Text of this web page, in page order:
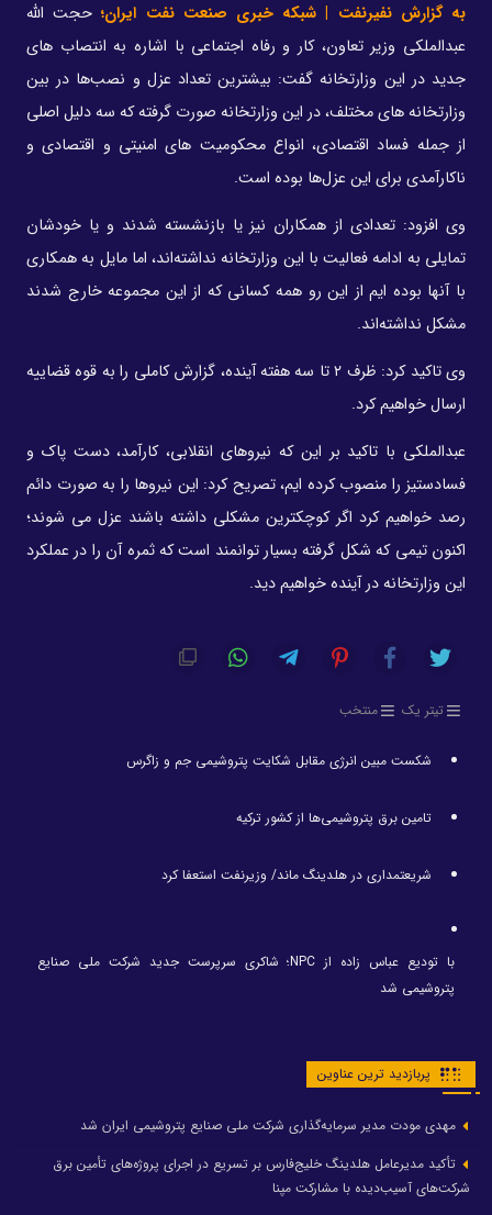
به گزارش نفیرنفت | شبکه خبری صنعت نفت ایران؛ حجت الله
عبدالملکی وزیر تعاون، کار و رفاه اجتماعی با اشاره به انتصاب های
جدید در این وزارتخانه گفت: بیشترین تعداد عزل و نصب‌ها در بین
وزارتخانه های مختلف، در این وزارتخانه صورت گرفته که سه دلیل اصلی
از جمله فساد اقتصادی، انواع محکومیت های امنیتی و اقتصادی و
ناکارآمدی برای این عزل‌ها بوده است.
وی افزود: تعدادی از همکاران نیز یا بازنشسته شدند و یا خودشان
تمایلی به ادامه فعالیت با این وزارتخانه نداشته‌اند، اما مایل به همکاری
با آنها بوده ایم از این رو همه کسانی که از این مجموعه خارج شدند
مشکل نداشته‌اند.
وی تاکید کرد: ظرف ۲ تا سه هفته آینده، گزارش کاملی را به قوه قضاییه
ارسال خواهیم کرد.
عبدالملکی با تاکید بر این که نیروهای انقلابی، کارآمد، دست پاک و
فسادستیز را منصوب کرده ایم، تصریح کرد: این نیروها را به صورت دائم
رصد خواهیم کرد اگر کوچکترین مشکلی داشته باشند عزل می شوند؛
اکنون تیمی که شکل گرفته بسیار توانمند است که ثمره آن را در عملکرد
این وزارتخانه در آینده خواهیم دید.
تیتر یک منتخب
شکست مبین انرژی مقابل شکایت پتروشیمی جم و زاگرس
تامین برق پتروشیمی‌ها از کشور ترکیه
شریعتمداری در هلدینگ ماند/ وزیرنفت استعفا کرد
با تودیع عباس زاده از NPC؛ شاکری سرپرست جدید شرکت ملی صنایع
پتروشیمی شد
پربازدید ترین عناوین
مهدی مودت مدیر سرمایه‌گذاری شرکت ملی صنایع پتروشیمی ایران شد
تأکید مدیرعامل هلدینگ خلیج‌فارس بر تسریع در اجرای پروژه‌های تأمین برق
شرکت‌های آسیب‌دیده با مشارکت مپنا